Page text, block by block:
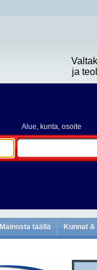
ja
Alue, kunta, osoite
Mainosta täällä Kunnat